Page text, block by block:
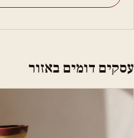
עסקים דומים באזור